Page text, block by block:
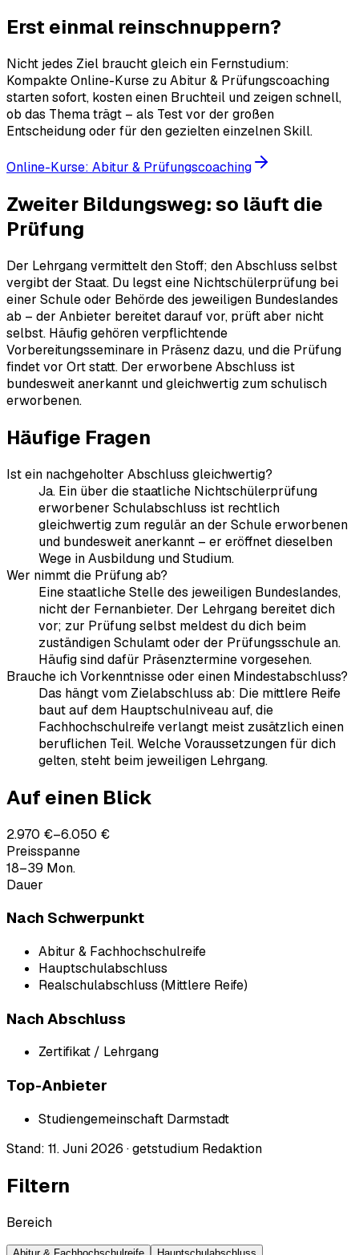
Erst einmal reinschnuppern?
Nicht jedes Ziel braucht gleich ein Fernstudium:
Kompakte Online-Kurse zu Abitur & Prüfungscoaching
starten sofort, kosten einen Bruchteil und zeigen schnell,
ob das Thema trägt – als Test vor der großen
Entscheidung oder für den gezielten einzelnen Skill.
Online-Kurse: Abitur & Prüfungscoaching
Zweiter Bildungsweg: so läuft die
Prüfung
Der Lehrgang vermittelt den Stoff; den Abschluss selbst
vergibt der Staat. Du legst eine Nichtschülerprüfung bei
einer Schule oder Behörde des jeweiligen Bundeslandes
ab – der Anbieter bereitet darauf vor, prüft aber nicht
selbst. Häufig gehören verpflichtende
Vorbereitungsseminare in Präsenz dazu, und die Prüfung
findet vor Ort statt. Der erworbene Abschluss ist
bundesweit anerkannt und gleichwertig zum schulisch
erworbenen.
Häufige Fragen
Ist ein nachgeholter Abschluss gleichwertig?
Ja. Ein über die staatliche Nichtschülerprüfung
erworbener Schulabschluss ist rechtlich
gleichwertig zum regulär an der Schule erworbenen
und bundesweit anerkannt – er eröffnet dieselben
Wege in Ausbildung und Studium.
Wer nimmt die Prüfung ab?
Eine staatliche Stelle des jeweiligen Bundeslandes,
nicht der Fernanbieter. Der Lehrgang bereitet dich
vor; zur Prüfung selbst meldest du dich beim
zuständigen Schulamt oder der Prüfungsschule an.
Häufig sind dafür Präsenztermine vorgesehen.
Brauche ich Vorkenntnisse oder einen Mindestabschluss?
Das hängt vom Zielabschluss ab: Die mittlere Reife
baut auf dem Hauptschulniveau auf, die
Fachhochschulreife verlangt meist zusätzlich einen
beruflichen Teil. Welche Voraussetzungen für dich
gelten, steht beim jeweiligen Lehrgang.
Auf einen Blick
2.970 €–6.050 €
Preisspanne
18–39 Mon.
Dauer
Nach Schwerpunkt
Abitur & Fachhochschulreife
Hauptschulabschluss
Realschulabschluss (Mittlere Reife)
Nach Abschluss
Zertifikat / Lehrgang
Top-Anbieter
Studiengemeinschaft Darmstadt
Stand: 11. Juni 2026 ·getstudium Redaktion
Filtern
Bereich